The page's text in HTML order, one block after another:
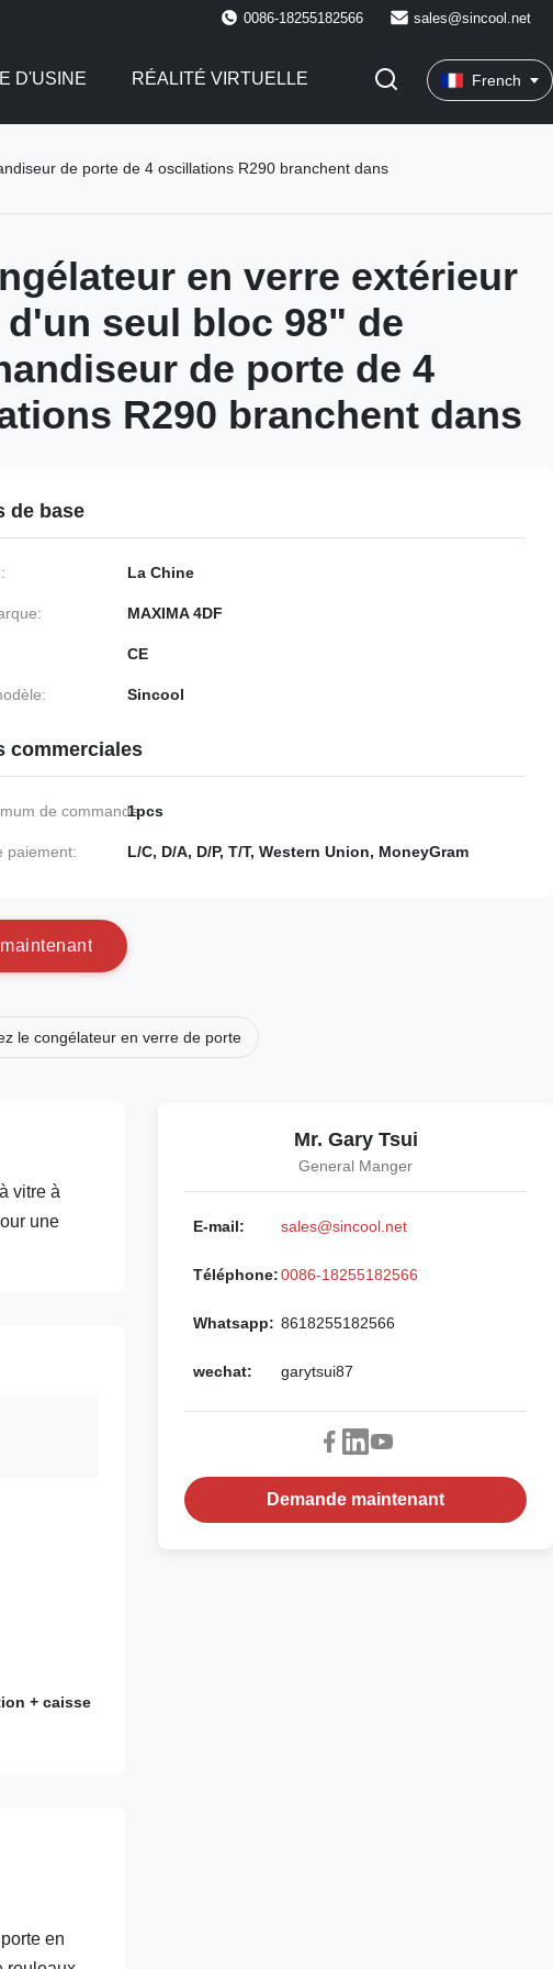
0086-18255182566 sales@sincool.net
D'USINE RÉALITÉ VIRTUELLE French
de porte de 4 oscillations R290 branchent dans
en verre extérieur
seul bloc 98" de
de porte de 4
R290 branchent dans
de base
La Chine
MAXIMA 4DF
CE
Sincool
commerciales
de commande:1pcs
paiement: L/C, D/A, D/P, T/T, Western Union, MoneyGram
maintenant
le congélateur en verre de porte
vitre à
une
+ caisse
en
Mr. Gary Tsui
General Manger
E-mail: sales@sincool.net
Téléphone:0086-18255182566
Whatsapp: 8618255182566
wechat: garytsui87
Demande maintenant